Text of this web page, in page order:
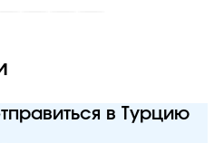
в Турцию